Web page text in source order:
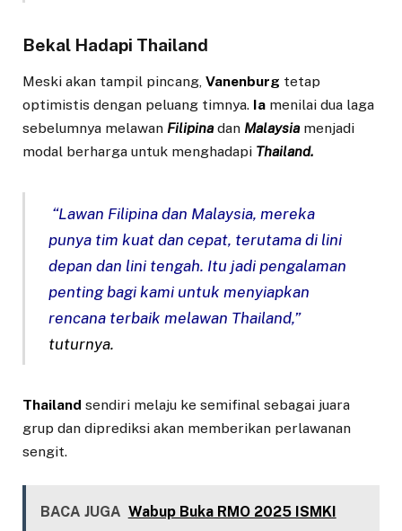
Bekal Hadapi Thailand
Meski akan tampil pincang, Vanenburg tetap
optimistis dengan peluang timnya. Ia menilai dua laga
sebelumnya melawan Filipinadan Malaysiamenjadi
modal berharga untuk menghadapi Thailand.
“Lawan Filipina dan Malaysia, mereka
punya tim kuat dan cepat, terutama di lini
depan dan lini tengah. Itu jadi pengalaman
penting bagi kami untuk menyiapkan
rencana terbaik melawan Thailand,”
tuturnya.
Thailand sendiri melaju ke semifinal sebagai juara
grup dan diprediksi akan memberikan perlawanan
sengit.
BACA JUGA Wabup Buka RMO 2025 ISMKI